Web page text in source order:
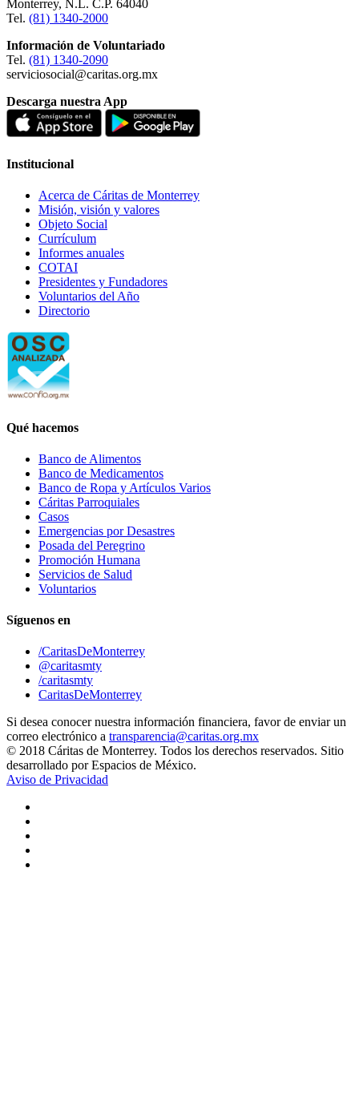
Monterrey, N.L. C.P. 64040
Tel. (81) 1340-2000
Información de Voluntariado
Tel. (81) 1340-2090
serviciosocial@caritas.org.mx
Descarga nuestra App
Institucional
Acerca de Cáritas de Monterrey
Misión, visión y valores
Objeto Social
Currículum
Informes anuales
COTAI
Presidentes y Fundadores
Voluntarios del Año
Directorio
Qué hacemos
Banco de Alimentos
Banco de Medicamentos
Banco de Ropa y Artículos Varios
Cáritas Parroquiales
Casos
Emergencias por Desastres
Posada del Peregrino
Promoción Humana
Servicios de Salud
Voluntarios
Síguenos en
/CaritasDeMonterrey
@caritasmty
/caritasmty
CaritasDeMonterrey
Si desea conocer nuestra información financiera, favor de enviar un
correo electrónico a transparencia@caritas.org.mx
© 2018 Cáritas de Monterrey. Todos los derechos reservados. Sitio
desarrollado por Espacios de México.
Aviso de Privacidad